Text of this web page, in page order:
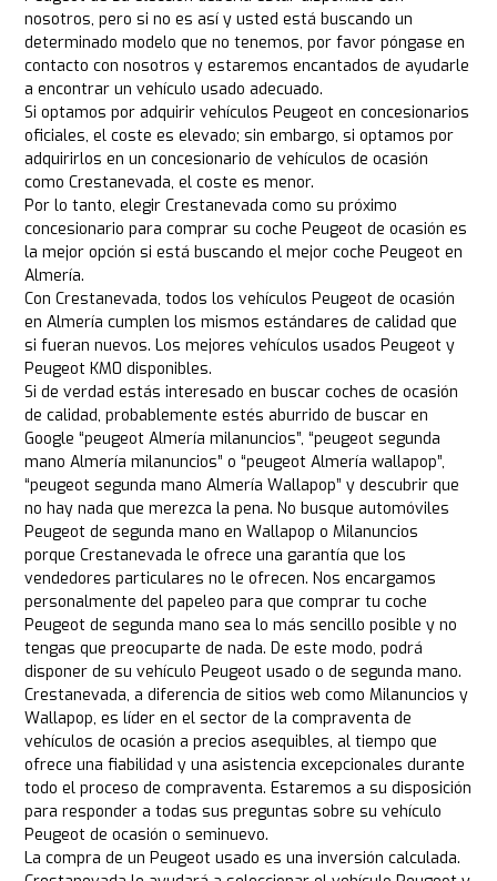
nosotros, pero si no es así y usted está buscando un
determinado modelo que no tenemos, por favor póngase en
contacto con nosotros y estaremos encantados de ayudarle
a encontrar un vehículo usado adecuado.
Si optamos por adquirir vehículos Peugeot en concesionarios
oficiales, el coste es elevado; sin embargo, si optamos por
adquirirlos en un concesionario de vehículos de ocasión
como Crestanevada, el coste es menor.
Por lo tanto, elegir Crestanevada como su próximo
concesionario para comprar su coche Peugeot de ocasión es
la mejor opción si está buscando el mejor coche Peugeot en
Almería.
Con Crestanevada, todos los vehículos Peugeot de ocasión
en Almería cumplen los mismos estándares de calidad que
si fueran nuevos. Los mejores vehículos usados Peugeot y
Peugeot KM0 disponibles.
Si de verdad estás interesado en buscar coches de ocasión
de calidad, probablemente estés aburrido de buscar en
Google “peugeot Almería milanuncios”, “peugeot segunda
mano Almería milanuncios” o “peugeot Almería wallapop”,
“peugeot segunda mano Almería Wallapop” y descubrir que
no hay nada que merezca la pena. No busque automóviles
Peugeot de segunda mano en Wallapop o Milanuncios
porque Crestanevada le ofrece una garantía que los
vendedores particulares no le ofrecen. Nos encargamos
personalmente del papeleo para que comprar tu coche
Peugeot de segunda mano sea lo más sencillo posible y no
tengas que preocuparte de nada. De este modo, podrá
disponer de su vehículo Peugeot usado o de segunda mano.
Crestanevada, a diferencia de sitios web como Milanuncios y
Wallapop, es líder en el sector de la compraventa de
vehículos de ocasión a precios asequibles, al tiempo que
ofrece una fiabilidad y una asistencia excepcionales durante
todo el proceso de compraventa. Estaremos a su disposición
para responder a todas sus preguntas sobre su vehículo
Peugeot de ocasión o seminuevo.
La compra de un Peugeot usado es una inversión calculada.